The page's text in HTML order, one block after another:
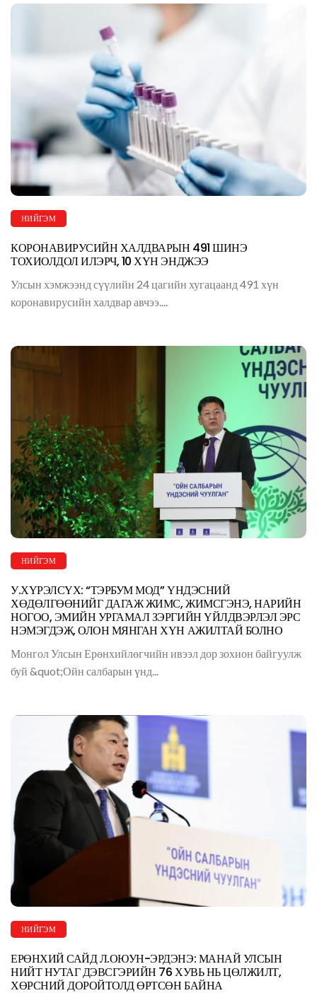
НИЙГЭМ
КОРОНАВИРУСИЙН ХАЛДВАРЫН 491 ШИНЭ
ТОХИОЛДОЛ ИЛЭРЧ, 10 ХҮН ЭНДЖЭЭ
Улсын хэмжээнд сүүлийн 24 цагийн хугацаанд 491 хүн
коронавирусийн халдвар авчээ....
НИЙГЭМ
У.ХҮРЭЛСҮХ: “ТЭРБУМ МОД” ҮНДЭСНИЙ
ХӨДӨЛГӨӨНИЙГ ДАГАЖ ЖИМС, ЖИМСГЭНЭ, НАРИЙН
НОГОО, ЭМИЙН УРГАМАЛ ЗЭРГИЙН ҮЙЛДВЭРЛЭЛ ЭРС
НЭМЭГДЭЖ, ОЛОН МЯНГАН ХҮН АЖИЛТАЙ БОЛНО
Монгол Улсын Ерөнхийлөгчийн ивээл дор зохион байгуулж
буй &quot;Ойн салбарын үнд...
НИЙГЭМ
ЕРӨНХИЙ САЙД Л.ОЮУН-ЭРДЭНЭ: МАНАЙ УЛСЫН
НИЙТ НУТАГ ДЭВСГЭРИЙН 76 ХУВЬ НЬ ЦӨЛЖИЛТ,
ХӨРСНИЙ ДОРОЙТОЛД ӨРТСӨН БАЙНА